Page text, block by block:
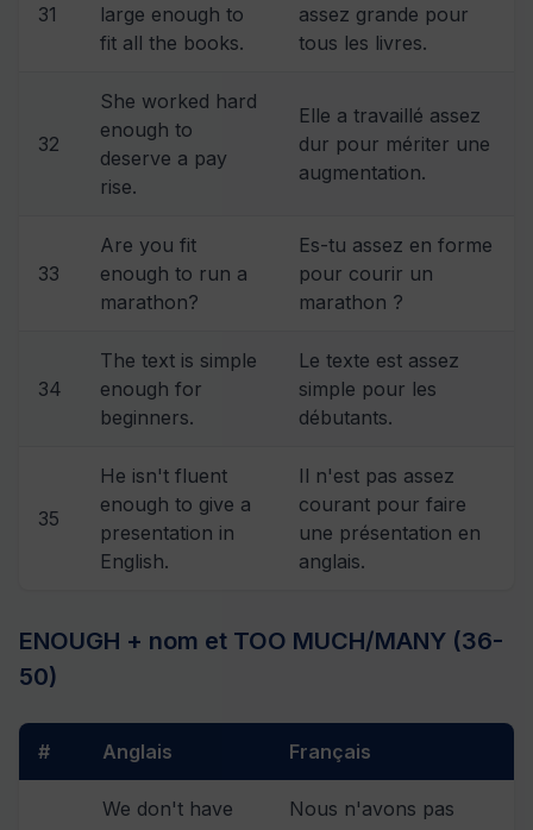
31
large enough to
fit all the books.
assez grande pour
tous les livres.
32
She worked hard
enough to
deserve a pay
rise.
Elle a travaillé assez
dur pour mériter une
augmentation.
33
Are you fit
enough to run a
marathon?
Es-tu assez en forme
pour courir un
marathon ?
34
The text is simple
enough for
beginners.
Le texte est assez
simple pour les
débutants.
35
He isn't fluent
enough to give a
presentation in
English.
Il n'est pas assez
courant pour faire
une présentation en
anglais.
ENOUGH + nom et TOO MUCH/MANY (36-
50)
# Anglais Français
We don't have
Nous n'avons pas